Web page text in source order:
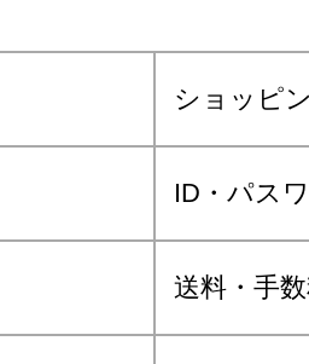
ショッピ
ID・パス
送料・手